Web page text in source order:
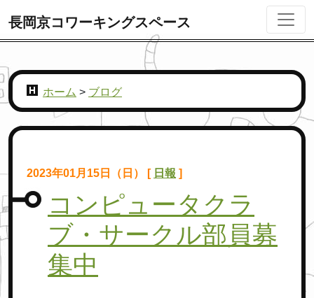
長岡京コワーキングスペース
ホーム > ブログ
2023年01月15日（日） [ 日報 ]
コンピュータクラ
ブ・サークル部員募
集中